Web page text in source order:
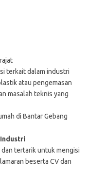
terkait dalam industri
atau pengemasan
masalah teknis yang
di Bantar Gebang
Industri
tеrtаrіk untuk mеngіѕі
bеѕеrtа CV dаn